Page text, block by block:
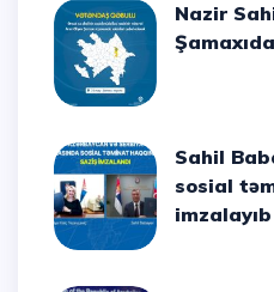
Nazir Sahil Babayevin müavini
Sahil Babayev Serbiya ilə
sosial
imzalayıb